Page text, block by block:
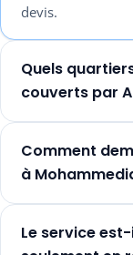
devis.
Quels
couverts par
Comment
à
Le service